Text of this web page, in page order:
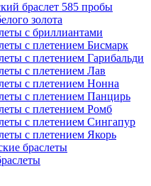
браслет 585 пробы
золота
с бриллиантами
с плетением Бисмарк
с плетением Гарибальди
с плетением Лав
с плетением Нонна
с плетением Панцирь
с плетением Ромб
с плетением Сингапур
с плетением Якорь
браслеты